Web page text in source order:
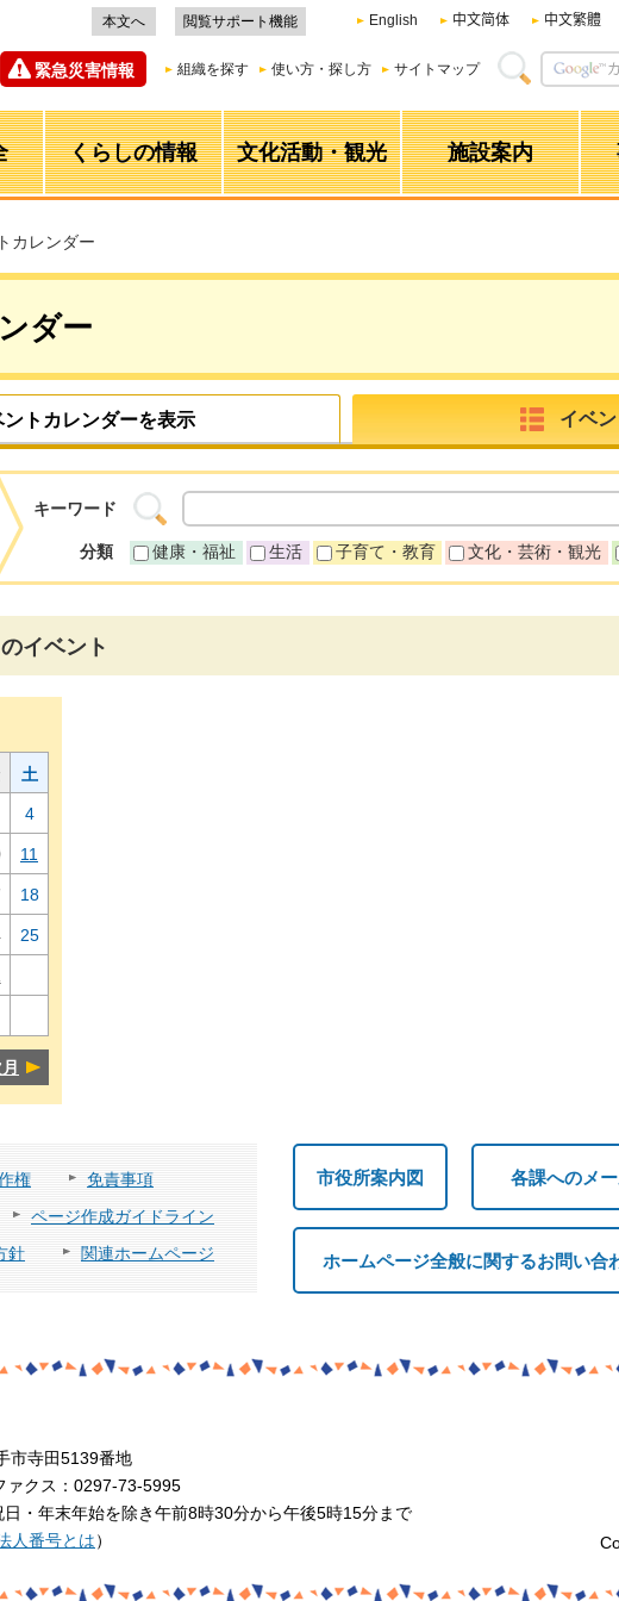
本文へ 閲覧サポート機能 English 中文简体 中文繁體
緊急災害情報 組織を探す 使い方・探し方 サイトマップ
くらしの情報 文化活動・観光 施設案内
カレンダー
ダー
ントカレンダーを表示 イベ
キーワード
分類 健康・福祉 生活 子育て・教育 文化・芸術・観光
イベント
土
4
11
18
25
権
免責事項
ページ作成ガイドライン
針
関連ホームページ
市役所案内図 各課へのメ
ホームページ全般に関するお問い合
市寺田5139番地
クス：0297-73-5995
・年末年始を除き午前8時30分から午後5時15分まで
人番号とは）